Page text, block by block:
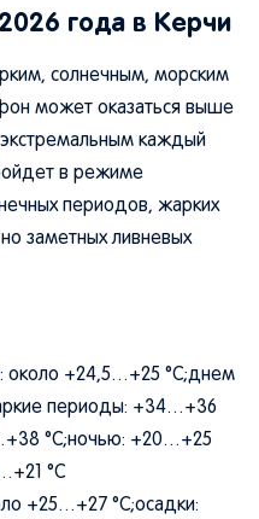
года в Керчи
солнечным, морским
может оказаться выше
каждый
в режиме
периодов, жарких
заметных ливневых
около +24,5…+25 °C;днем
периоды: +34…+36
°C;ночью: +20…+25
°C
+25…+27 °C;осадки: